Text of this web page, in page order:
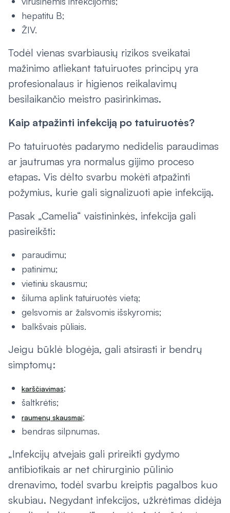
hepatitu B;
ŽIV.
Todėl vienas svarbiausių rizikos sveikatai
mažinimo atliekant tatuiruotes principų yra
profesionalaus ir higienos reikalavimų
besilaikančio meistro pasirinkimas.
Kaip atpažinti infekciją po tatuiruotės?
Po tatuiruotės padarymo nedidelis paraudimas
ar jautrumas yra normalus gijimo proceso
etapas. Vis dėlto svarbu mokėti atpažinti
požymius, kurie gali signalizuoti apie infekciją.
Pasak „Camelia“ vaistininkės, infekcija gali
pasireikšti:
paraudimu;
patinimu;
vietiniu skausmu;
šiluma aplink tatuiruotės vietą;
gelsvomis ar žalsvomis išskyromis;
balkšvais pūliais.
Jeigu būklė blogėja, gali atsirasti ir bendrų
simptomų:
karščiavimas;
šaltkrėtis;
raumenų skausmai;
bendras silpnumas.
„Infekcijų atvejais gali prireikti gydymo
antibiotikais ar net chirurginio pūlinio
drenavimo, todėl svarbu kreiptis pagalbos kuo
skubiau. Negydant infekcijos, užkrėtimas didėja